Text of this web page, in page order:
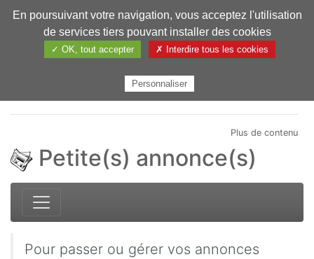
Pharmechange
Plus de contenu
Petite(s) annonce(s)
Pour passer ou gérer vos annonces
En poursuivant votre navigation, vous acceptez l'utilisation
de services tiers pouvant installer des cookies
✓ OK, tout accepter ✗ Interdire tous les cookies
Personnaliser